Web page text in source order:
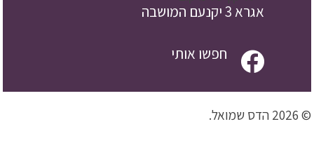
אגרא 3 יקנעם המושבה
חפשו אותי
© 2026 הדס שמואל.